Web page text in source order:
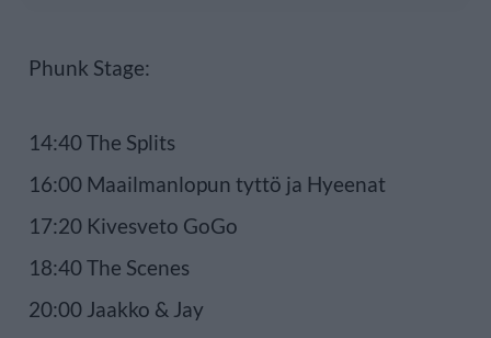
Phunk Stage:
14:40 The Splits
16:00 Maailmanlopun tyttö ja Hyeenat
17:20 Kivesveto GoGo
18:40 The Scenes
20:00 Jaakko & Jay